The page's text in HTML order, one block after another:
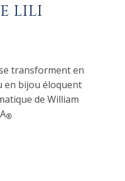
LILI
transforment en
en bijou éloquent
de William
®